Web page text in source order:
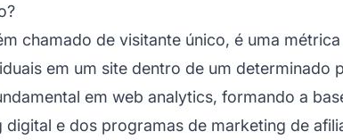
chamado de visitante único, é uma
em um site dentro de um determinado
em web analytics, formando a
digital e dos programas de marketing de